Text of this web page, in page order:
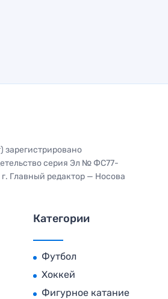
зарегистрировано
серия Эл № ФС77-
Главный редактор — Носова
Категории
Футбол
Хоккей
Фигурное катание